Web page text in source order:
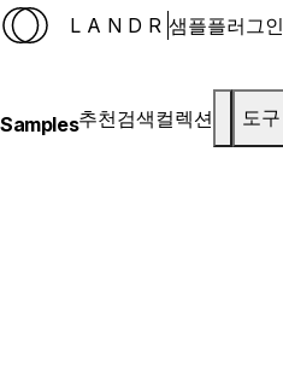
LANDR 샘플플러그인
Samples추천검색컬렉션 도구